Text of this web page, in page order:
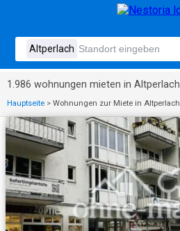
1.986 wohnungen mieten in Altperlach
Hauptseite > Wohnungen zur Miete in Altperlach